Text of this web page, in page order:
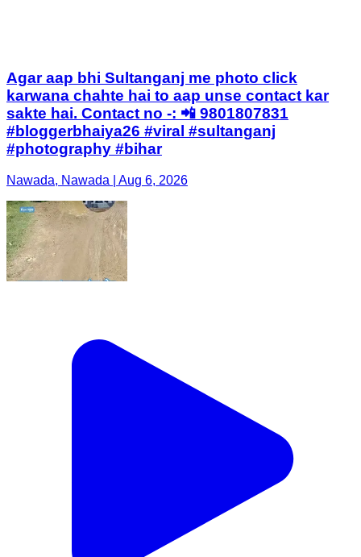
Agar aap bhi Sultanganj me photo click
karwana chahte hai to aap unse contact kar
sakte hai. Contact no -: 📲 9801807831
#bloggerbhaiya26 #viral #sultanganj
#photography #bihar
Nawada, Nawada | Aug 6, 2026